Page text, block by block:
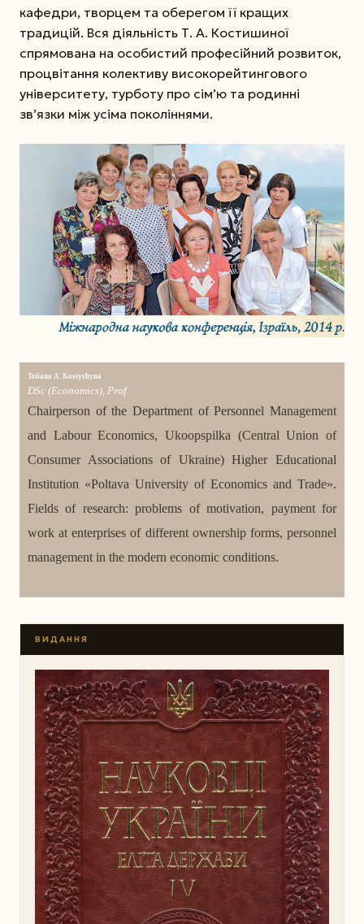
кафедри, творцем та оберегом її кращих
традицій. Вся діяльність Т. А. Костишиної
спрямована на особистий професійний розвиток,
процвітання колективу високорейтингового
університету, турботу про сім’ю та родинні
зв’язки між усіма поколіннями.
Tetiana A. Kostyshyna
DSc (Economics), Prof.
Chairperson of the Department of Personnel Management
and Labour Economics, Ukoopspilka (Central Union of
Consumer Associations of Ukraine) Higher Educational
Institution «Poltava University of Economics and Trade».
Fields of research: problems of motivation, payment for
work at enterprises of different ownership forms, personnel
management in the modern economic conditions.
ВИДАННЯ